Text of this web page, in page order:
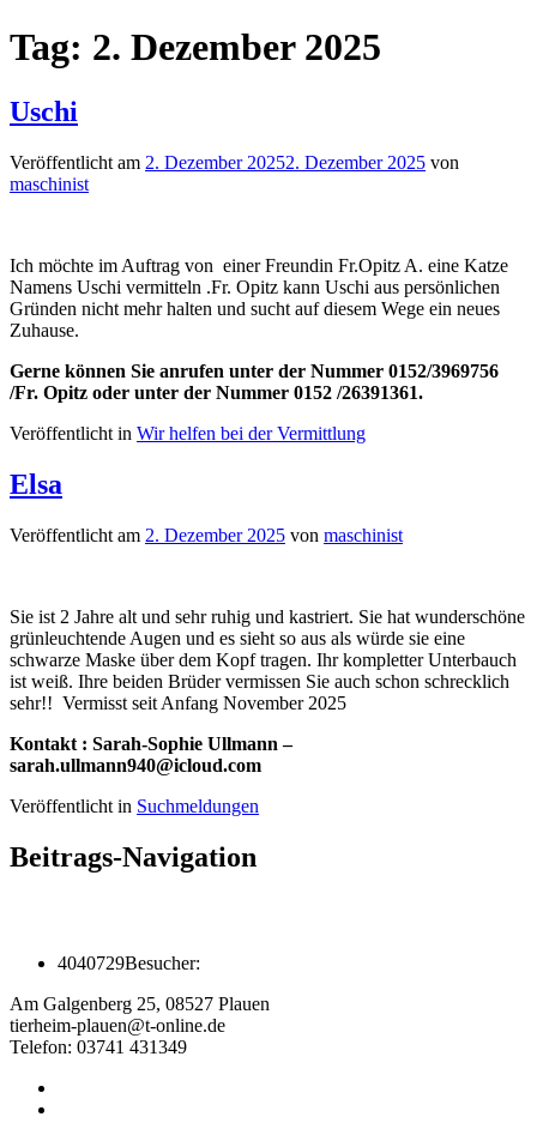
Tag: 2. Dezember 2025
Uschi
Veröffentlicht am 2. Dezember 20252. Dezember 2025 von
maschinist
Ich möchte im Auftrag von einer Freundin Fr.Opitz A. eine Katze
Namens Uschi vermitteln .Fr. Opitz kann Uschi aus persönlichen
Gründen nicht mehr halten und sucht auf diesem Wege ein neues
Zuhause.
Gerne können Sie anrufen unter der Nummer 0152/3969756
/Fr. Opitz oder unter der Nummer 0152 /26391361.
Veröffentlicht in Wir helfen bei der Vermittlung
Elsa
Veröffentlicht am 2. Dezember 2025 von maschinist
Sie ist 2 Jahre alt und sehr ruhig und kastriert. Sie hat wunderschöne
grünleuchtende Augen und es sieht so aus als würde sie eine
schwarze Maske über dem Kopf tragen. Ihr kompletter Unterbauch
ist weiß. Ihre beiden Brüder vermissen Sie auch schon schrecklich
sehr!! Vermisst seit Anfang November 2025
Kontakt : Sarah-Sophie Ullmann –
sarah.ullmann940@icloud.com
Veröffentlicht in Suchmeldungen
Beitrags-Navigation
4040729Besucher:
Am Galgenberg 25, 08527 Plauen
tierheim-plauen@t-online.de
Telefon: 03741 431349